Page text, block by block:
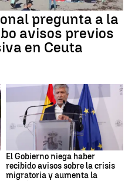
pregunta a la
avisos previos
en Ceuta
El Gobierno niega haber
recibido avisos sobre la crisis
migratoria y aumenta la